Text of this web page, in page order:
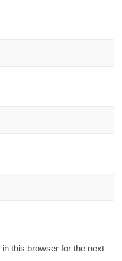
this browser for the next